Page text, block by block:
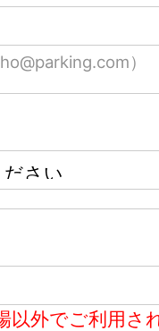
）
以外でご利用さ